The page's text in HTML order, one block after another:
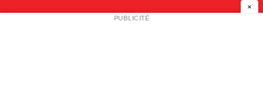
NEWSLETTER
×
PUBLICITÉ